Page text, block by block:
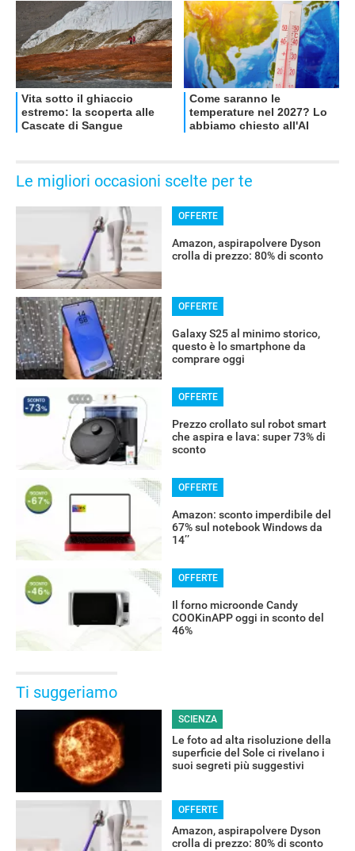
Le migliori occasioni scelte per te
OFFERTE
Amazon, aspirapolvere Dyson
crolla di prezzo: 80% di sconto
OFFERTE
Galaxy S25 al minimo storico,
questo è lo smartphone da
comprare oggi
OFFERTE
Prezzo crollato sul robot smart
che aspira e lava: super 73% di
sconto
OFFERTE
Amazon: sconto imperdibile del
67% sul notebook Windows da
14’’
OFFERTE
Il forno microonde Candy
COOKinAPP oggi in sconto del
46%
Ti suggeriamo
SCIENZA
Le foto ad alta risoluzione della
superficie del Sole ci rivelano i
suoi segreti più suggestivi
OFFERTE
Amazon, aspirapolvere Dyson
crolla di prezzo: 80% di sconto